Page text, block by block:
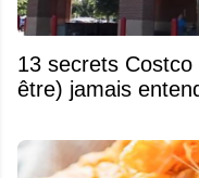
13 secrets
être) jamais